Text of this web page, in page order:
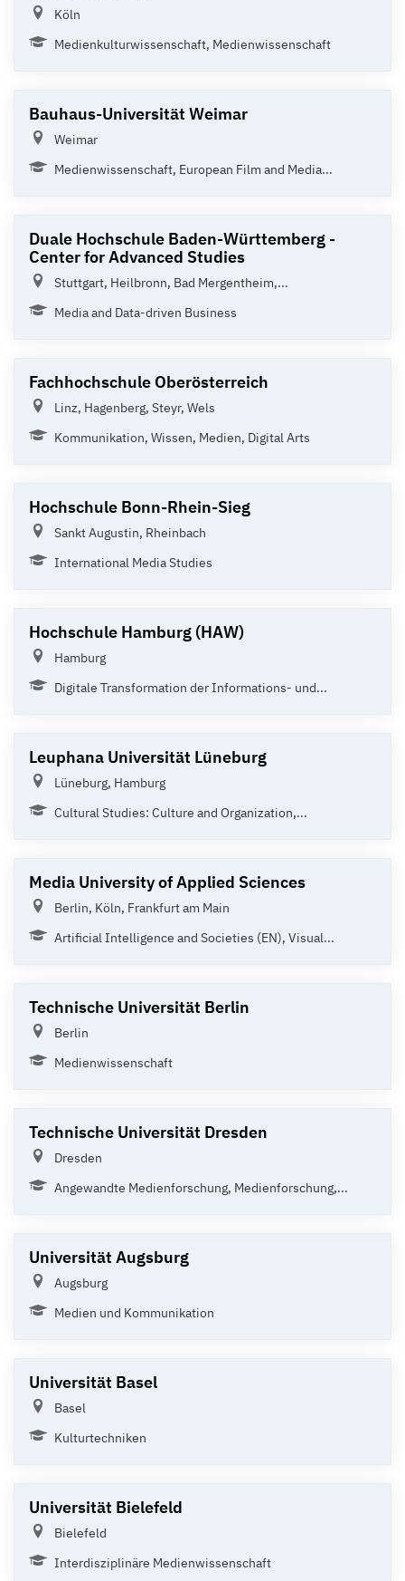
Köln
Medienkulturwissenschaft, Medienwissenschaft
Bauhaus-Universität Weimar
Weimar
Medienwissenschaft, European Film and Media...
Duale Hochschule Baden-Württemberg -
Center for Advanced Studies
Stuttgart, Heilbronn, Bad Mergentheim,...
Media and Data-driven Business
Fachhochschule Oberösterreich
Linz, Hagenberg, Steyr, Wels
Kommunikation, Wissen, Medien, Digital Arts
Hochschule Bonn-Rhein-Sieg
Sankt Augustin, Rheinbach
International Media Studies
Hochschule Hamburg (HAW)
Hamburg
Digitale Transformation der Informations- und...
Leuphana Universität Lüneburg
Lüneburg, Hamburg
Cultural Studies: Culture and Organization,...
Media University of Applied Sciences
Berlin, Köln, Frankfurt am Main
Artificial Intelligence and Societies (EN), Visual...
Technische Universität Berlin
Berlin
Medienwissenschaft
Technische Universität Dresden
Dresden
Angewandte Medienforschung, Medienforschung,...
Universität Augsburg
Augsburg
Medien und Kommunikation
Universität Basel
Basel
Kulturtechniken
Universität Bielefeld
Bielefeld
Interdisziplinäre Medienwissenschaft